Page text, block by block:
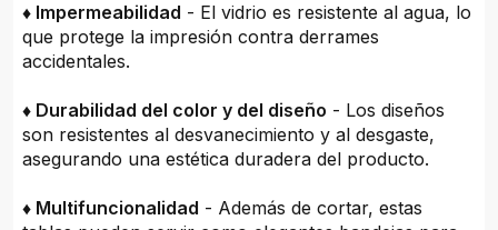
♦ Impermeabilidad - El vidrio es resistente al agua, lo
que protege la impresión contra derrames
accidentales.
♦ Durabilidad del color y del diseño - Los diseños
son resistentes al desvanecimiento y al desgaste,
asegurando una estética duradera del producto.
♦ Multifuncionalidad - Además de cortar, estas